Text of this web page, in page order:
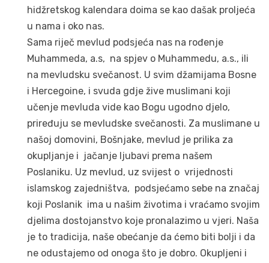
hidžretskog kalendara doima se kao dašak proljeća
u nama i oko nas.
Sama riječ mevlud podsjeća nas na rođenje
Muhammeda, a.s, na spjev o Muhammedu, a.s., ili
na mevludsku svečanost. U svim džamijama Bosne
i Hercegoine, i svuda gdje žive muslimani koji
učenje mevluda vide kao Bogu ugodno djelo,
priređuju se mevludske svečanosti. Za muslimane u
našoj domovini, Bošnjake, mevlud je prilika za
okupljanje i jačanje ljubavi prema našem
Poslaniku. Uz mevlud, uz svijest o vrijednosti
islamskog zajedništva, podsjećamo sebe na značaj
koji Poslanik ima u našim životima i vraćamo svojim
djelima dostojanstvo koje pronalazimo u vjeri. Naša
je to tradicija, naše obećanje da ćemo biti bolji i da
ne odustajemo od onoga što je dobro. Okupljeni i